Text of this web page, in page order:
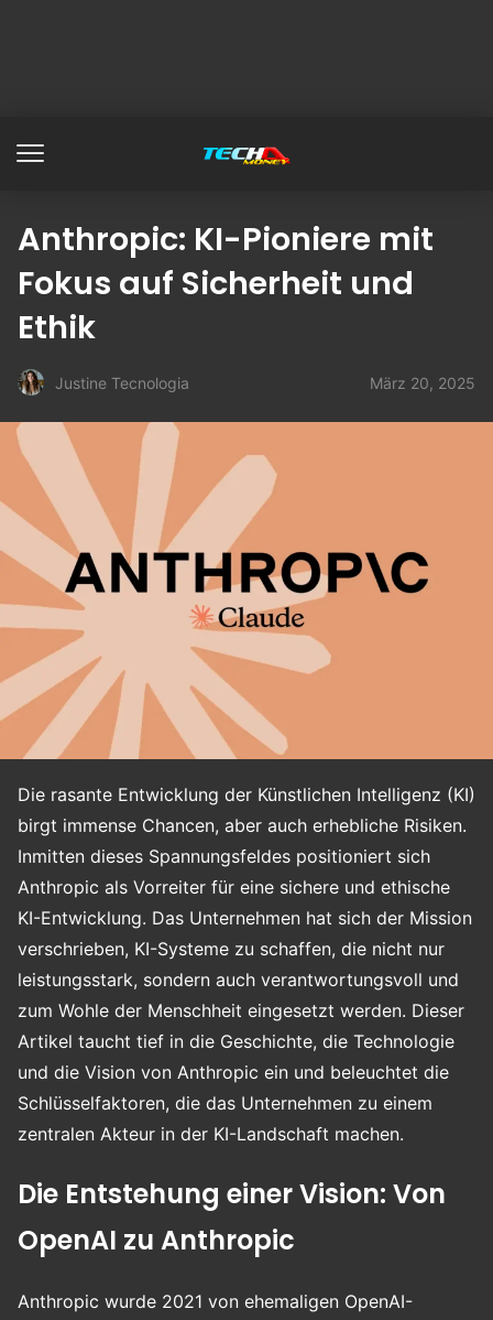
Anthropic: KI-Pioniere mit
Fokus auf Sicherheit und
Ethik
Justine Tecnologia März 20, 2025
Die rasante Entwicklung der Künstlichen Intelligenz (KI)
birgt immense Chancen, aber auch erhebliche Risiken.
Inmitten dieses Spannungsfeldes positioniert sich
Anthropic als Vorreiter für eine sichere und ethische
KI-Entwicklung. Das Unternehmen hat sich der Mission
verschrieben, KI-Systeme zu schaffen, die nicht nur
leistungsstark, sondern auch verantwortungsvoll und
zum Wohle der Menschheit eingesetzt werden. Dieser
Artikel taucht tief in die Geschichte, die Technologie
und die Vision von Anthropic ein und beleuchtet die
Schlüsselfaktoren, die das Unternehmen zu einem
zentralen Akteur in der KI-Landschaft machen.
Die Entstehung einer Vision: Von
OpenAI zu Anthropic
Anthropic wurde 2021 von ehemaligen OpenAI-